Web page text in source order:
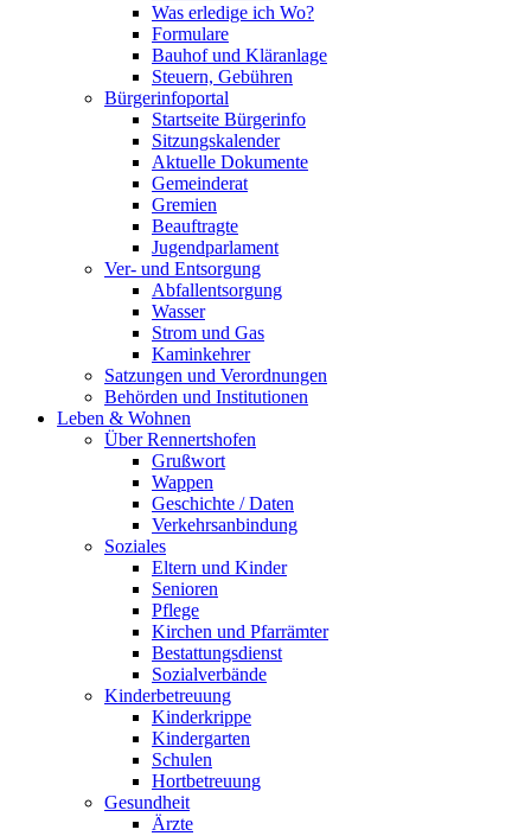
Was erledige ich Wo?
Formulare
Bauhof und Kläranlage
Steuern, Gebühren
Bürgerinfoportal
Startseite Bürgerinfo
Sitzungskalender
Aktuelle Dokumente
Gemeinderat
Gremien
Beauftragte
Jugendparlament
Ver- und Entsorgung
Abfallentsorgung
Wasser
Strom und Gas
Kaminkehrer
Satzungen und Verordnungen
Behörden und Institutionen
Leben & Wohnen
Über Rennertshofen
Grußwort
Wappen
Geschichte / Daten
Verkehrsanbindung
Soziales
Eltern und Kinder
Senioren
Pflege
Kirchen und Pfarrämter
Bestattungsdienst
Sozialverbände
Kinderbetreuung
Kinderkrippe
Kindergarten
Schulen
Hortbetreuung
Gesundheit
Ärzte